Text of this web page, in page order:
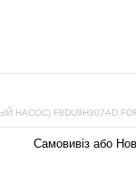
НАСОС) F8DU9H307AD
Самовивіз або